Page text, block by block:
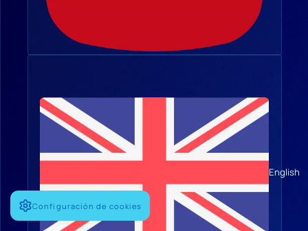
English
Configuración de cookies